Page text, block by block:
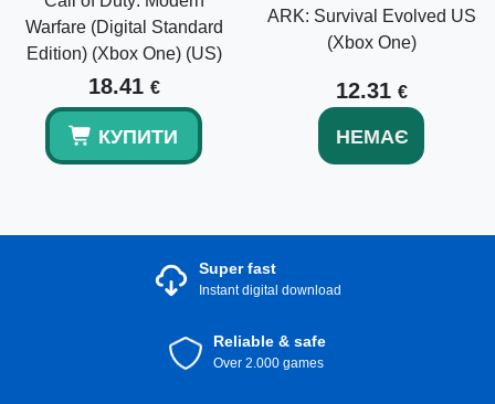
Warfare (Digital Standard
Edition) (Xbox One) (US)
18.41 €
КУПИТИ
ARK: Survival Evolved US
(Xbox One)
12.31 €
НЕМАЄ
Super fast
Instant digital download
Reliable & safe
Over 2.000 games